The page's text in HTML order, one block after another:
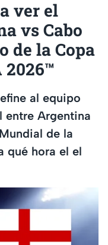
ver el
vs Cabo
de la Copa
al equipo
entre Argentina
de la
qué hora el el